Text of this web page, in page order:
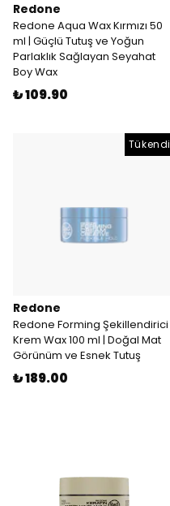
Redone
Redone Aqua Wax Kırmızı 50
ml | Güçlü Tutuş ve Yoğun
Parlaklık Sağlayan Seyahat
Boy Wax
₺ 109.90
Tükendi
Redone
Redone Forming Şekillendirici
Krem Wax 100 ml | Doğal Mat
Görünüm ve Esnek Tutuş
₺ 189.00